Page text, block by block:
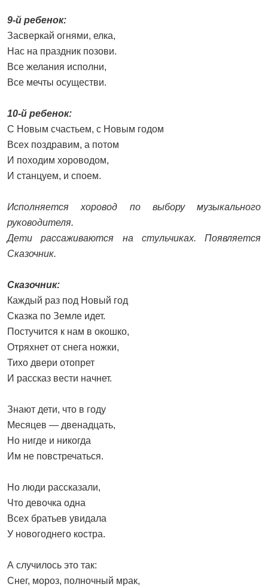
9-й ребенок:
Засверкай огнями, елка,
Нас на праздник позови.
Все желания исполни,
Все мечты осуществи.
10-й ребенок:
С Новым счастьем, с Новым годом
Всех поздравим, а потом
И походим хороводом,
И станцуем, и споем.
Исполняется хоровод по выбору музыкального
руководителя.
Дети рассаживаются на стульчиках. Появляется
Сказочник.
Сказочник:
Каждый раз под Новый год
Сказка по Земле идет.
Постучится к нам в окошко,
Отряхнет от снега ножки,
Тихо двери отопрет
И рассказ вести начнет.
Знают дети, что в году
Месяцев — двенадцать,
Но нигде и никогда
Им не повстречаться.
Но люди рассказали,
Что девочка одна
Всех братьев увидала
У новогоднего костра.
А случилось это так:
Снег, мороз, полночный мрак,